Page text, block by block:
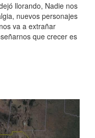
llorando, Nadie nos
nuevos personajes
va a extrañar
que crecer es